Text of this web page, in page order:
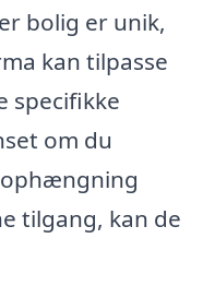
bolig er unik,
kan tilpasse
specifikke
om du
tilgang, kan de